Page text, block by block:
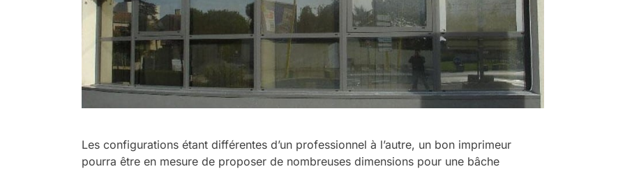
Les configurations étant différentes d’un professionnel à l’autre, un bon imprimeur
pourra être en mesure de proposer de nombreuses dimensions pour une bâche